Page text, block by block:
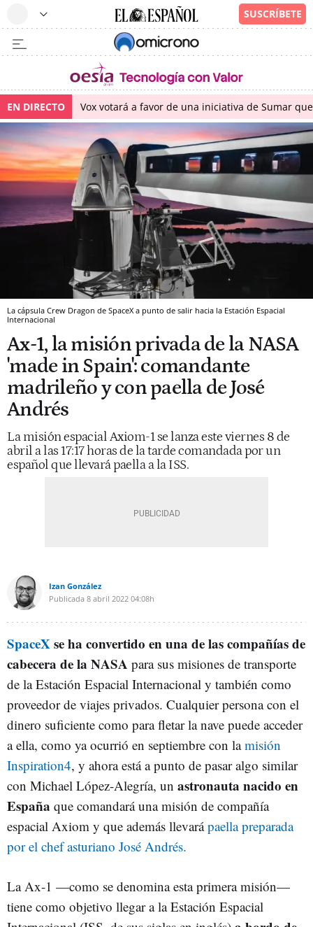
EN DIRECTO Vox votará a favor de una iniciativa de Sumar
La cápsula Crew Dragon de SpaceX a punto de salir hacia la Estación Espacial
Internacional
Ax-1, la misión privada de la NASA
'made in Spain': comandante
madrileño y con paella de José
Andrés
La misión espacial Axiom-1 se lanza este viernes 8 de
abril a las 17:17 horas de la tarde comandada por un
español que llevará paella a la ISS.
Izan González
Publicada 8 abril 2022 04:08h
SpaceXse ha convertido en una de las compañías de
cabecera de la NASA para sus misiones de transporte
de la Estación Espacial Internacional y también como
proveedor de viajes privados. Cualquier persona con el
dinero suficiente como para fletar la nave puede acceder
a ella, como ya ocurrió en septiembre con lamisión
Inspiration4, y ahora está a punto de pasar algo similar
con Michael López-Alegría, un astronauta nacido en
España que comandará una misión de compañía
espacial Axiom y que además llevarápaella preparada
por el chef asturiano José Andrés.
La Ax-1 —como se denomina esta primera misión—
tiene como objetivo llegar a la Estación Espacial